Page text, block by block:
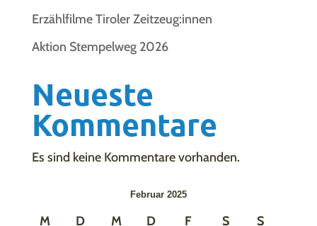
Erzählfilme Tiroler Zeitzeug:innen
Aktion Stempelweg 2026
Neueste
Kommentare
Es sind keine Kommentare vorhanden.
Februar 2025
M D M D F S S